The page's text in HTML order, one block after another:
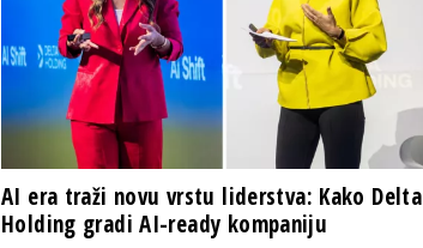
AI era traži novu vrstu liderstva: Kako Delta
Holding gradi AI-ready kompaniju